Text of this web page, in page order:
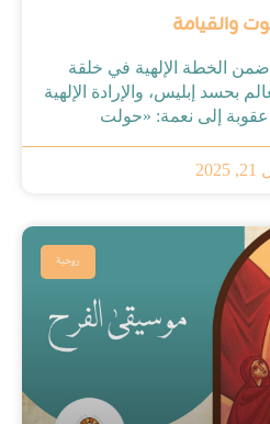
والقيامة
الخطة الإلهية في خلقة
بحسد إبليس، والإرادة الإلهية
إلى نعمة: «حولت
روحية